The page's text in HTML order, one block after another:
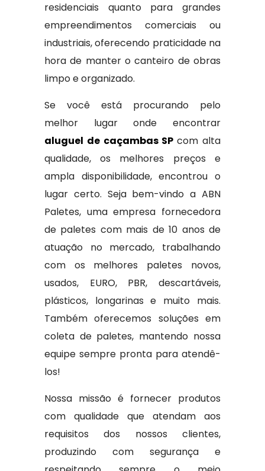
residenciais quanto para grandes
empreendimentos comerciais ou
industriais, oferecendo praticidade na
hora de manter o canteiro de obras
limpo e organizado.
Se você está procurando pelo
melhor lugar onde encontrar
aluguel de caçambas SPcom alta
qualidade, os melhores preços e
ampla disponibilidade, encontrou o
lugar certo. Seja bem-vindo a ABN
Paletes, uma empresa fornecedora
de paletes com mais de 10 anos de
atuação no mercado, trabalhando
com os melhores paletes novos,
usados, EURO, PBR, descartáveis,
plásticos, longarinas e muito mais.
Também oferecemos soluções em
coleta de paletes, mantendo nossa
equipe sempre pronta para atendê-
los!
Nossa missão é fornecer produtos
com qualidade que atendam aos
requisitos dos nossos clientes,
produzindo com segurança e